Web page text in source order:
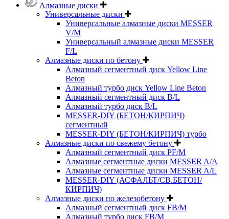
Алмазные диски
Универсальные диски
Универсальные алмазные диски MESSER
V/M
Универсальный алмазные диски MESSER
F/L
Алмазные диски по бетону
Алмазный сегментный диск Yellow Line
Beton
Алмазный турбо диск Yellow Line Beton
Алмазный сегментный диск B/L
Алмазный турбо диск B/L
MESSER-DIY (БЕТОН/КИРПИЧ)
сегментный
MESSER-DIY (БЕТОН/КИРПИЧ) турбо
Алмазные диски по свежему бетону
Алмазный сегментный диск PF/M
Алмазные сегментные диски MESSER A/A
Алмазные сегментные диски MESSER A/L
MESSER-DIY (АСФАЛЬТ/СВ.БЕТОН/
КИРПИЧ)
Алмазные диски по железобетону
Алмазный сегментный диск FB/M
Алмазный турбо диск FB/M